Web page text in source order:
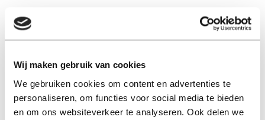
Wij maken gebruik van cookies
We gebruiken cookies om content en advertenties te
personaliseren, om functies voor social media te bieden
en om ons websiteverkeer te analyseren. Ook delen we
EN
Wetenschappelijk Bureau voor de
Vakbeweging